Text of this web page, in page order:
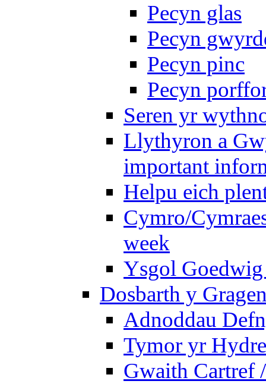
Pecyn glas
Pecyn
Pecyn pinc
Pecyn
Seren yr
Llythyron a
important
Helpu eich
Cymro/
week
Ysgol
Dosbarth y
Adnoddau
Tymor yr
Gwaith Cartref